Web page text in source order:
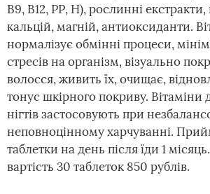
В9, В12, РР, Н), рослинні екстракти,
кальцій, магній, антиоксиданти.
нормалізує обмінні процеси,
стресів на організм, візуально
волосся, живить їх, очищає,
тонус шкірного покриву. Вітаміни
нігтів застосовують при
неповноцінному харчуванні.
таблетки на день після їди 1
вартість 30 таблеток 850 рублів.